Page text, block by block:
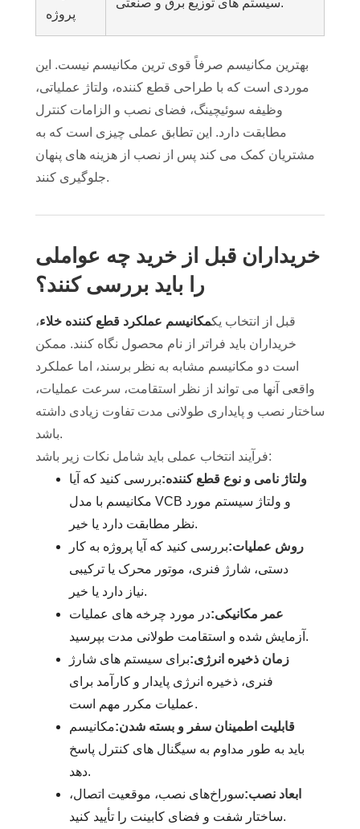
پروژه
سیستم های توزیع برق و صنعتی.
بهترین مکانیسم صرفاً قوی ترین مکانیسم نیست. این
موردی است که با طراحی قطع کننده، ولتاژ عملیاتی،
وظیفه سوئیچینگ، فضای نصب و الزامات کنترل
مطابقت دارد. این تطابق عملی چیزی است که به
مشتریان کمک می کند پس از نصب از هزینه های پنهان
جلوگیری کنند.
خریداران قبل از خرید چه عواملی
را باید بررسی کنند؟
قبل از انتخاب یکمکانیسم عملکرد قطع کننده خلاء،
خریداران باید فراتر از نام محصول نگاه کنند. ممکن
است دو مکانیسم مشابه به نظر برسند، اما عملکرد
واقعی آنها می تواند از نظر استقامت، سرعت عملیات،
ساختار نصب و پایداری طولانی مدت تفاوت زیادی داشته
باشد.
فرآیند انتخاب عملی باید شامل نکات زیر باشد:
ولتاژ نامی و نوع قطع کننده:بررسی کنید که آیا
مکانیسم با مدل VCB و ولتاژ سیستم مورد
نظر مطابقت دارد یا خیر.
روش عملیات:بررسی کنید که آیا پروژه به کار
دستی، شارژ فنری، موتور محرک یا ترکیبی
نیاز دارد یا خیر.
عمر مکانیکی:در مورد چرخه های عملیات
آزمایش شده و استقامت طولانی مدت بپرسید.
زمان ذخیره انرژی:برای سیستم های شارژ
فنری، ذخیره انرژی پایدار و کارآمد برای
عملیات مکرر مهم است.
قابلیت اطمینان سفر و بسته شدن:مکانیسم
باید به طور مداوم به سیگنال های کنترل پاسخ
دهد.
ابعاد نصب:سوراخ‌های نصب، موقعیت اتصال،
ساختار شفت و فضای کابینت را تأیید کنید.